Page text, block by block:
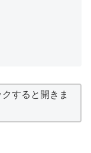
すると開きま